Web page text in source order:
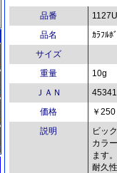
品番
品名
ｶﾗﾌﾙﾎ
サイズ
重量
10g
ＪＡＮ
価格
￥250
説明
ビッ
カラ
ます。
耐久